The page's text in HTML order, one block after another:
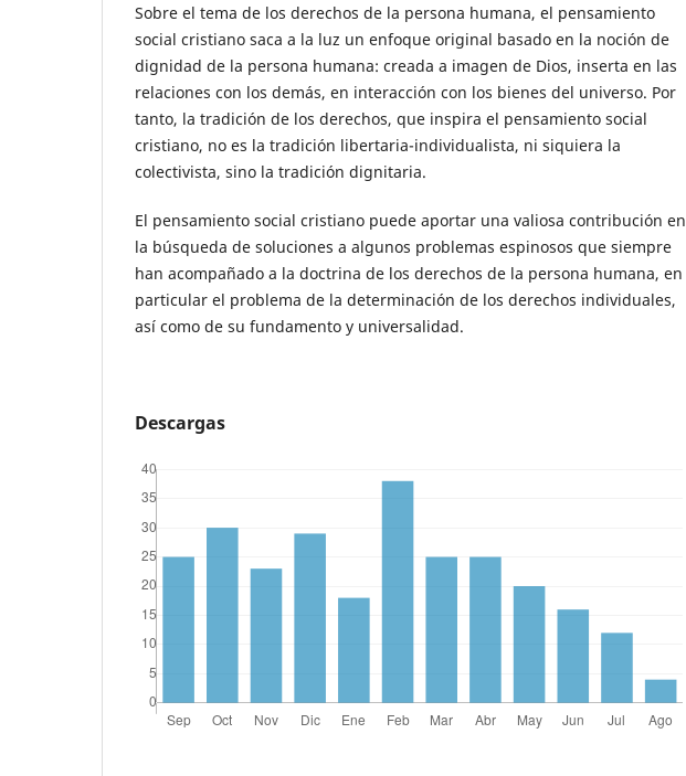
Sobre el tema de los derechos de la persona humana, el pensamiento
social cristiano saca a la luz un enfoque original basado en la noción de
dignidad de la persona humana: creada a imagen de Dios, inserta en las
relaciones con los demás, en interacción con los bienes del universo. Por
tanto, la tradición de los derechos, que inspira el pensamiento social
cristiano, no es la tradición libertaria-individualista, ni siquiera la
colectivista, sino la tradición dignitaria.
El pensamiento social cristiano puede aportar una valiosa contribución en
la búsqueda de soluciones a algunos problemas espinosos que siempre
han acompañado a la doctrina de los derechos de la persona humana, en
particular el problema de la determinación de los derechos individuales,
así como de su fundamento y universalidad.
Descargas